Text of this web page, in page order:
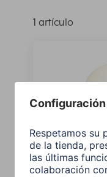
1 artículo